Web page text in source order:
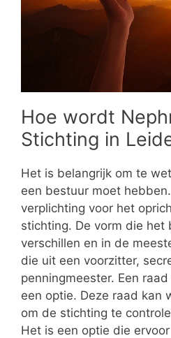
Hoe wordt
Stichting in
Het is belangrijk om te
een bestuur moet
verplichting voor het
stichting. De vorm die het
verschillen en in de
die uit een voorzitter,
penningmeester. Een
een optie. Deze raad kan
om de stichting te
Het is een optie die